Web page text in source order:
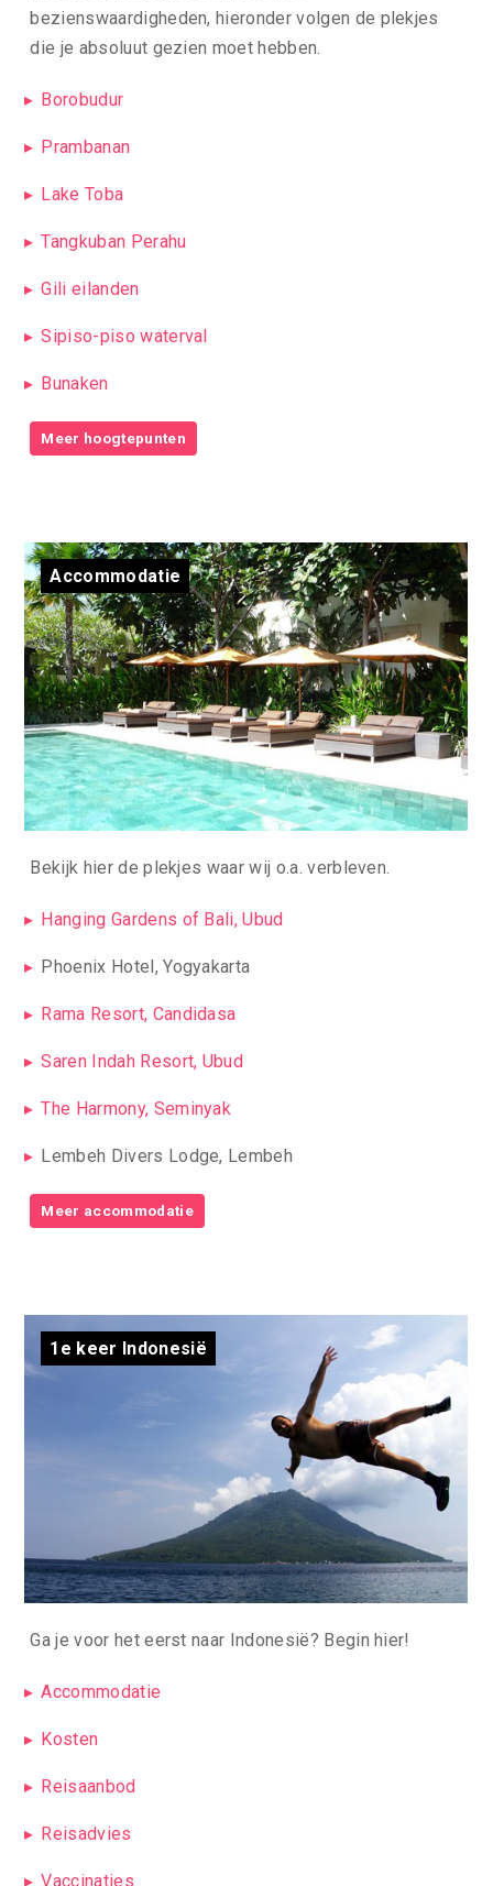
bezienswaardigheden, hieronder volgen de plekjes
die je absoluut gezien moet hebben.
Borobudur
Prambanan
Lake Toba
Tangkuban Perahu
Gili eilanden
Sipiso-piso waterval
Bunaken
Meer hoogtepunten
Accommodatie
Bekijk hier de plekjes waar wij o.a. verbleven.
Hanging Gardens of Bali, Ubud
Phoenix Hotel, Yogyakarta
Rama Resort, Candidasa
Saren Indah Resort, Ubud
The Harmony, Seminyak
Lembeh Divers Lodge, Lembeh
Meer accommodatie
1e keer Indonesië
Ga je voor het eerst naar Indonesië? Begin hier!
Accommodatie
Kosten
Reisaanbod
Reisadvies
Vaccinaties